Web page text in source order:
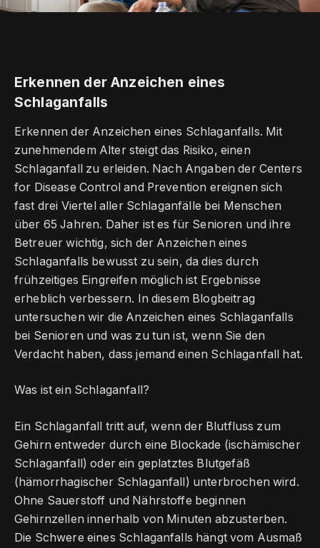
Erkennen der Anzeichen eines
Schlaganfalls
Erkennen der Anzeichen eines Schlaganfalls. Mit
zunehmendem Alter steigt das Risiko, einen
Schlaganfall zu erleiden. Nach Angaben der Centers
for Disease Control and Prevention ereignen sich
fast drei Viertel aller Schlaganfälle bei Menschen
über 65 Jahren. Daher ist es für Senioren und ihre
Betreuer wichtig, sich der Anzeichen eines
Schlaganfalls bewusst zu sein, da dies durch
frühzeitiges Eingreifen möglich ist Ergebnisse
erheblich verbessern. In diesem Blogbeitrag
untersuchen wir die Anzeichen eines Schlaganfalls
bei Senioren und was zu tun ist, wenn Sie den
Verdacht haben, dass jemand einen Schlaganfall hat.
Was ist ein Schlaganfall?
Ein Schlaganfall tritt auf, wenn der Blutfluss zum
Gehirn entweder durch eine Blockade (ischämischer
Schlaganfall) oder ein geplatztes Blutgefäß
(hämorrhagischer Schlaganfall) unterbrochen wird.
Ohne Sauerstoff und Nährstoffe beginnen
Gehirnzellen innerhalb von Minuten abzusterben.
Die Schwere eines Schlaganfalls hängt vom Ausmaß